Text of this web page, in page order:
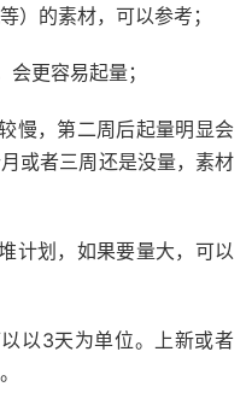
）的素材，可以参考；
更容易起量；
慢，第二周后起量明显会
或者三周还是没量，素材
计划，如果要量大，可以
以3天为单位。上新或者